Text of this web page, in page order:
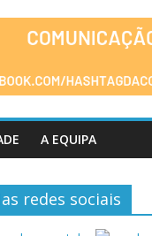
A EQUIPA
redes sociais